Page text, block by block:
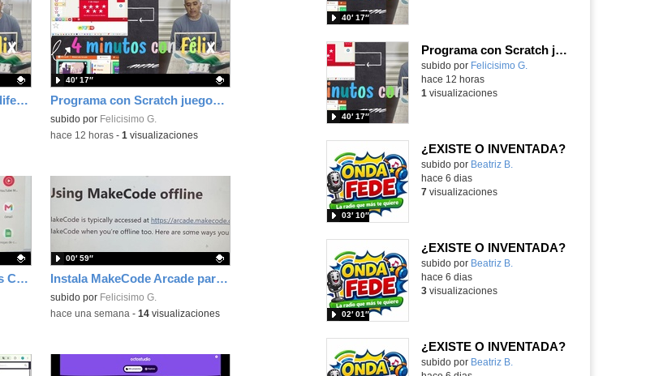
Programa con Scratch, 8 diferentes juegos para vivir la emoción de los partidos de España en el mundial 2026 Programa con Scratch juegos con los partidos del mundial 2026 ganados por España
Contenido educativo.
subido por Felicisimo G.
40′ 17″
-hace 12 horas- 1 visualizaciones
Dale una oportunidad a los Chromebooks y utiliza un proyector para realizar talleres si no tienes pantallas táctiles Instala MakeCode Arcade para trabajar offline en tu tablet, ordenador, Chromebook
Contenido educativo.
subido por Felicisimo G.
00′ 59″
-hace una semana - 14visualizaciones
40′ 17″
Programa con Scratch juegos con los partidos del mundial 2026 ganados por España
Contenido educativo.
subido por Felicisimo G.
40′ 17″
hace 12 horas
1 visualizaciones
¿EXISTE O INVENTADA?
Contenido educativo.
subido por Beatriz B.
03′ 10″
hace 6 dias
7visualizaciones
¿EXISTE O INVENTADA?
Contenido educativo.
subido por Beatriz B.
02′ 01″
hace 6 dias
3visualizaciones
¿EXISTE O INVENTADA?
Contenido educativo.
subido por Beatriz B.